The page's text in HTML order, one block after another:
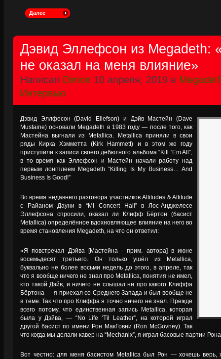
Далее
Дэвид Эллефсон из Megadeth:
не оказал на меня влияние»
Написал Dimon 10 апреля, 2019 в
Интервью
Дэвид Эллфесон (David Ellefson) и Дэйв Мастейн (Dave
Mustaine) основали Megadeth в 1983 году — после того, как
Мастейна выгнали из Metallica. Metallica приняли в свои
ряды Кирка Хэмметта (Kirk Hammett) и в этом же году
приступили к записи своего дебютного альбома “Kill ‘Em All”,
в то время как Эллефсон и Мастейн начали работу над
первым лонгплеем Megadeth “Killing Is My Business… And
Business Is Good!”
Во время недавнего разговора участников Altitudes & Attitude
с Райаном Дауни в “MI Concert Hall” в Лос-Анджелесе
Эллефсона спросили, оказал ли Клифф Бёртон (басист
Metallica) определённое вдохновляющее влияние на него во
время становления Megadeth, на что он ответил:
«Я повстречал Дэйва [Мастейна - прим. автора] в июне
восемьдесят третьего. Он только ушёл из Metallica,
буквально не более восьми недель до этого, в апреле, так
что я вообще ничего не знал про Metallica, понятия не имел,
кто такой Дэйв, и ничего не слышал ни про какого Клиффа
Бёртона — я приехал со Среднего Запада и был вообще не
в теме. Так что про Клиффа я точно ничего не знал. Прежде
всего потому, что единственная запись Metallica, которая
была у Дэйвa, — “No Life ‘Til Leather”, на которой играл
другой басист по имени Рон МакГовни (Ron McGovney). Так
что когда мы делали кавер на “Mechanix”, я играл басовые партии
Вот честно: для меня басистом Metallica был Рон — хочешь верь,